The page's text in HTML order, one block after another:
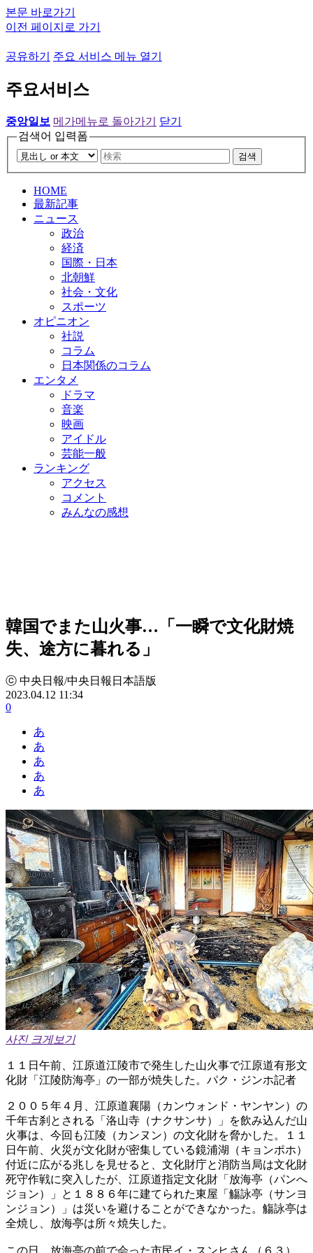
본문 바로가기
이전 페이지로 가기
공유하기 주요 서비스 메뉴 열기
주요서비스
중앙일보 메가메뉴로 돌아가기
닫기
검색어 입력폼
검색
HOME
最新記事
ニュース
政治
経済
国際・日本
北朝鮮
社会・文化
スポーツ
オピニオン
社説
コラム
日本関係のコラム
エンタメ
ドラマ
音楽
映画
アイドル
芸能一般
ランキング
アクセス
コメント
みんなの感想
韓国でまた山火事…「一瞬で文化財焼
失、途方に暮れる」
ⓒ 中央日報/中央日報日本語版
2023.04.12 11:34
0
あ
あ
あ
あ
あ
사진 크게보기
１１日午前、江原道江陵市で発生した山火事で江原道有形文
化財「江陵防海亭」の一部が焼失した。パク・ジンホ記者
２００５年４月、江原道襄陽（カンウォンド・ヤンヤン）の
千年古刹とされる「洛山寺（ナクサンサ）」を飲み込んだ山
火事は、今回も江陵（カンヌン）の文化財を脅かした。１１
日午前、火災が文化財が密集している鏡浦湖（キョンポホ）
付近に広がる兆しを見せると、文化財庁と消防当局は文化財
死守作戦に突入したが、江原道指定文化財「放海亭（パンへ
ジョン）」と１８８６年に建てられた東屋「觴詠亭（サンヨ
ンジョン）」は災いを避けることができなかった。觴詠亭は
全焼し、放海亭は所々焼失した。
この日、放海亭の前で会った市民イ・スンヒさん（６３）